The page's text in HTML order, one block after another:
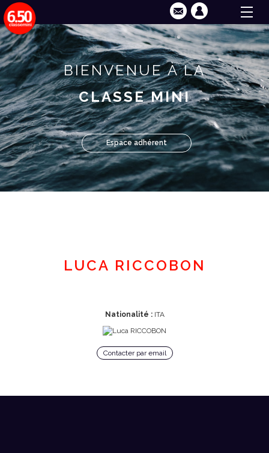
BIENVENUE À LA
CLASSE MINI
Espace adhérent
LUCA RICCOBON
Nationalité :ITA
Contacter par email